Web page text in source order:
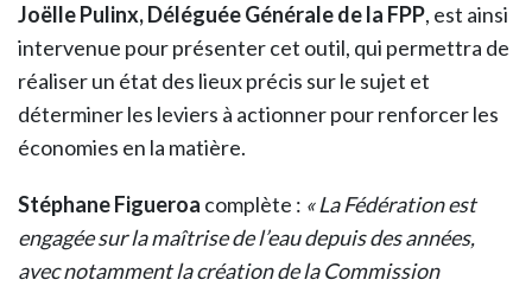
Joëlle Pulinx, Déléguée Générale de la FPP, est ainsi
intervenue pour présenter cet outil, qui permettra de
réaliser un état des lieux précis sur le sujet et
déterminer les leviers à actionner pour renforcer les
économies en la matière.
Stéphane Figueroa complète : « La Fédération est
engagée sur la maîtrise de l’eau depuis des années,
avec notamment la création de la Commission